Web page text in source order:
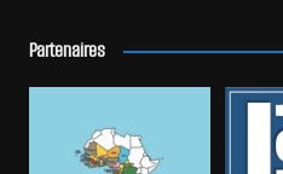
Partenaires